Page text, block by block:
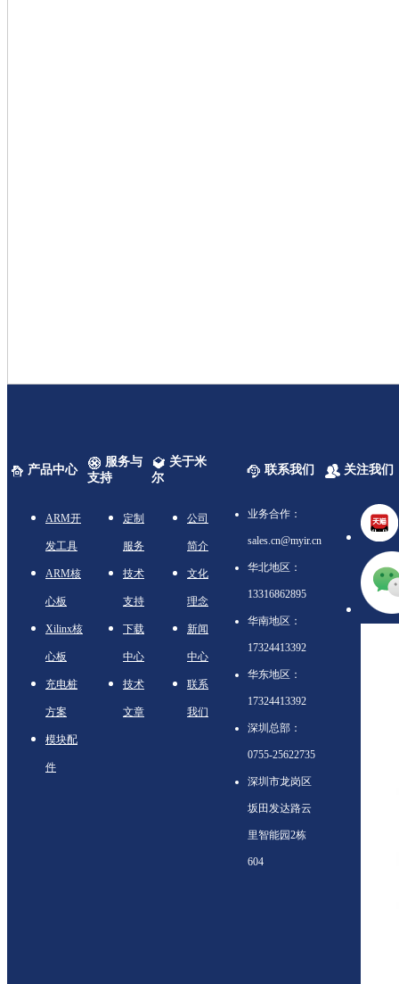
产品中心
服务与
支持
关于米
尔
联系我们 关注我们
ARM开
发工具
ARM核
心板
Xilinx核
心板
充电桩
方案
模块配
件
定制
服务
技术
支持
下载
中心
技术
文章
公司
简介
文化
理念
新闻
中心
联系
我们
业务合作：
sales.cn@myir.cn
华北地区：
13316862895
华南地区：
17324413392
华东地区：
17324413392
深圳总部：
0755-25622735
深圳市龙岗区
坂田发达路云
里智能园2栋
604